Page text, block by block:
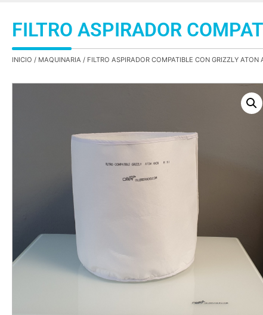
FILTRO ASPIRADOR
INICIO / MAQUINARIA / FILTRO ASPIRADOR COMPATIBLE CON GRIZZLY ATON